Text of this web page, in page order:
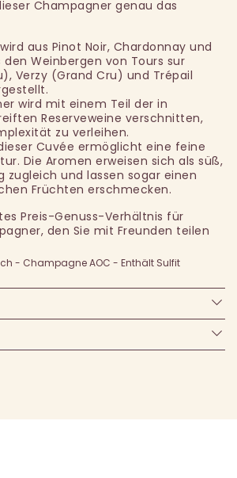
Champagner genau das
aus Pinot Noir, Chardonnay und
den Weinbergen von Tours sur
Verzy (Grand Cru) und Trépail
wird mit einem Teil der in
Reserveweine verschnitten,
zu verleihen.
Cuvée ermöglicht eine feine
Die Aromen erweisen sich als süß,
zugleich und lassen sogar einen
Früchten erschmecken.
Preis-Genuss-Verhältnis für
den Sie mit Freunden teilen
- Champagne AOC - Enthält Sulfit